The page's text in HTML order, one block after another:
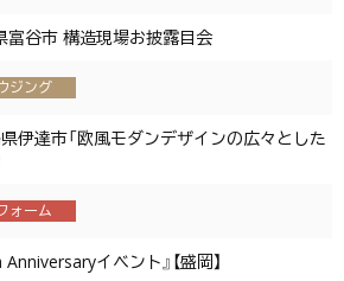
富谷市 構造現場お披露目会
ジング
伊達市「欧風モダンデザインの広々とした
ォーム
イベント』【盛岡】